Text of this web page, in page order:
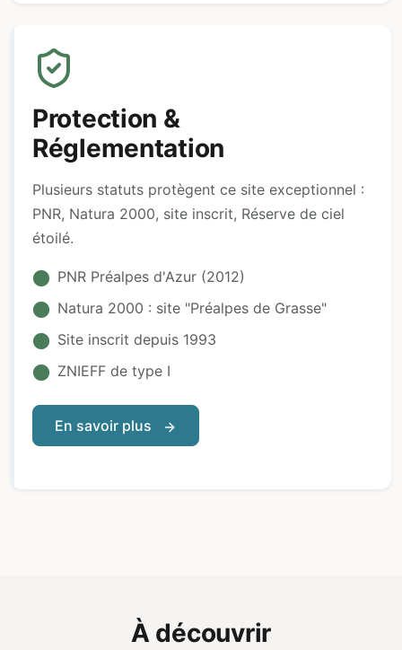
Protection &
Réglementation
Plusieurs statuts protègent ce site exceptionnel :
PNR, Natura 2000, site inscrit, Réserve de ciel
étoilé.
PNR Préalpes d'Azur (2012)
Natura 2000 : site "Préalpes de Grasse"
Site inscrit depuis 1993
ZNIEFF de type I
En savoir plus
À découvrir